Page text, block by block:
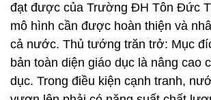
đạt được của Trường ĐH Tôn Đức
mô hình cần được hoàn thiện và
cả nước. Thủ tướng trăn trở: Mục
bản toàn diện giáo dục là nâng cao
dục. Trong điều kiện cạnh tranh,